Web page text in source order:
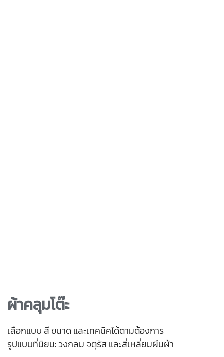
ผ้าคลุมโต๊ะ
เลือกแบบ สี ขนาด และเทคนิคได้ตามต้องการ
รูปแบบที่นิยม: วงกลม จตุรัส และสี่เหลี่ยมผืนผ้า